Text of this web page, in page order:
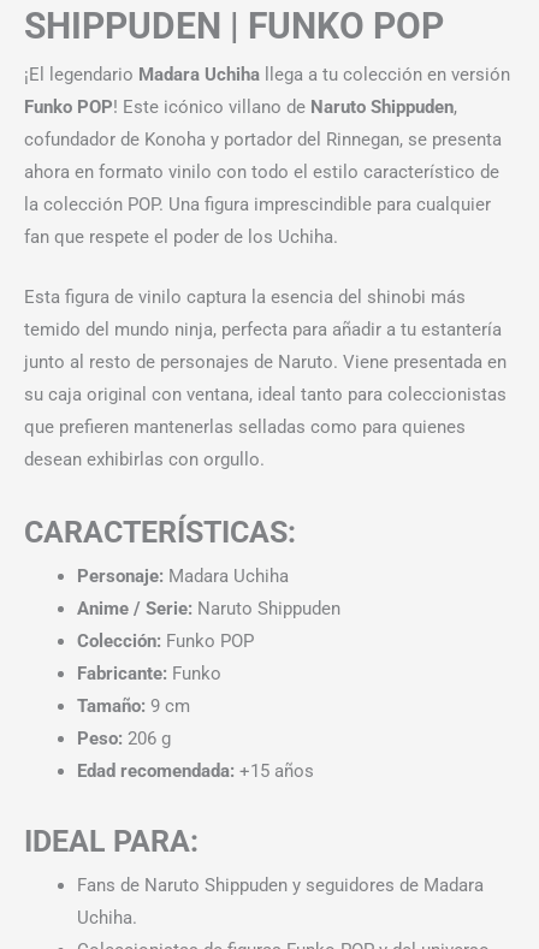
SHIPPUDEN | FUNKO POP
¡El legendario Madara Uchiha llega a tu colección en versión
Funko POP! Este icónico villano de Naruto Shippuden,
cofundador de Konoha y portador del Rinnegan, se presenta
ahora en formato vinilo con todo el estilo característico de
la colección POP. Una figura imprescindible para cualquier
fan que respete el poder de los Uchiha.
Esta figura de vinilo captura la esencia del shinobi más
temido del mundo ninja, perfecta para añadir a tu estantería
junto al resto de personajes de Naruto. Viene presentada en
su caja original con ventana, ideal tanto para coleccionistas
que prefieren mantenerlas selladas como para quienes
desean exhibirlas con orgullo.
CARACTERÍSTICAS:
Personaje: Madara Uchiha
Anime / Serie: Naruto Shippuden
Colección: Funko POP
Fabricante: Funko
Tamaño: 9 cm
Peso: 206 g
Edad recomendada: +15 años
IDEAL PARA:
Fans de Naruto Shippuden y seguidores de Madara
Uchiha.